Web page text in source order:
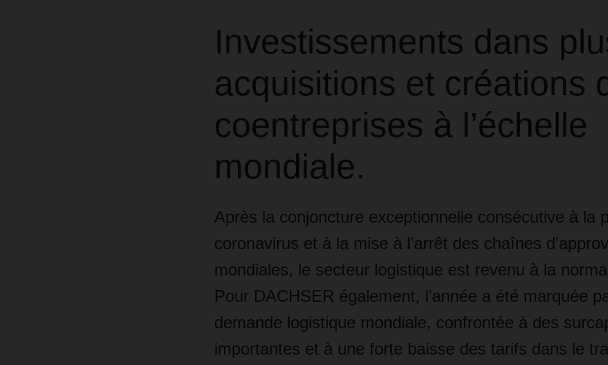
Investissements dans
acquisitions et créations
coentreprises à l’échelle
mondiale.
Après la conjoncture exceptionnelle consécutive à la
coronavirus et à la mise à l’arrêt des chaînes
mondiales, le secteur logistique est revenu à la
Pour DACHSER également, l’année a été marquée
demande logistique mondiale, confrontée à des
importantes et à une forte baisse des tarifs dans le